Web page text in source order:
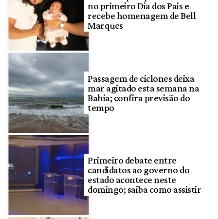
no primeiro Dia dos Pais e
recebe homenagem de Bell
Marques
Passagem de ciclones deixa
mar agitado esta semana na
Bahia; confira previsão do
tempo
Primeiro debate entre
candidatos ao governo do
estado acontece neste
domingo; saiba como assistir